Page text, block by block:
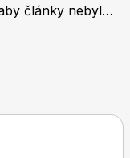
články nebyly
s
kultury... Na
a
čtení,